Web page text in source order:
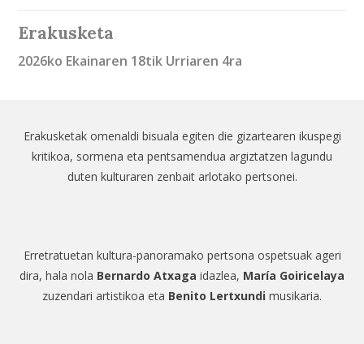
Erakusketa
2026ko Ekainaren 18tik Urriaren 4ra
Erakusketak omenaldi bisuala egiten die gizartearen ikuspegi
kritikoa, sormena eta pentsamendua argiztatzen lagundu
duten kulturaren zenbait arlotako pertsonei.
Erretratuetan kultura-panoramako pertsona ospetsuak ageri
dira, hala nola Bernardo Atxaga idazlea, María Goiricelaya
zuzendari artistikoa eta Benito Lertxundi musikaria.